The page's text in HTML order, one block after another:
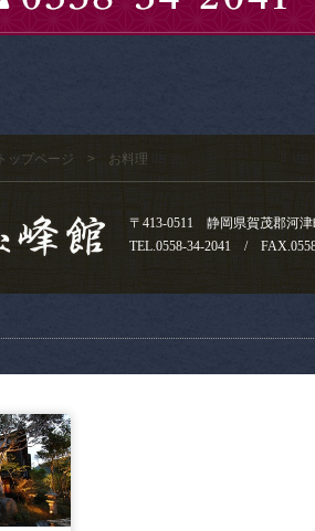
トップページ > お料理
〒413-0511 静岡県賀茂郡河津
TEL.0558-34-2041 /